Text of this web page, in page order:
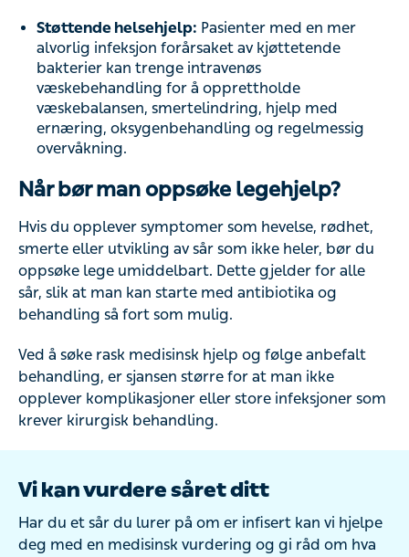
Støttende helsehjelp: Pasienter med en mer
alvorlig infeksjon forårsaket av kjøttetende
bakterier kan trenge intravenøs
væskebehandling for å opprettholde
væskebalansen, smertelindring, hjelp med
ernæring, oksygenbehandling og regelmessig
overvåkning.
Når bør man oppsøke legehjelp?
Hvis du opplever symptomer som hevelse, rødhet,
smerte eller utvikling av sår som ikke heler, bør du
oppsøke lege umiddelbart. Dette gjelder for alle
sår, slik at man kan starte med antibiotika og
behandling så fort som mulig.
Ved å søke rask medisinsk hjelp og følge anbefalt
behandling, er sjansen større for at man ikke
opplever komplikasjoner eller store infeksjoner som
krever kirurgisk behandling.
Vi kan vurdere såret ditt
Har du et sår du lurer på om er infisert kan vi hjelpe
deg med en medisinsk vurdering og gi råd om hva